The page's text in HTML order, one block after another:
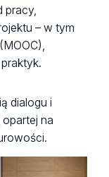
pracy,
– w tym
dialogu i
na